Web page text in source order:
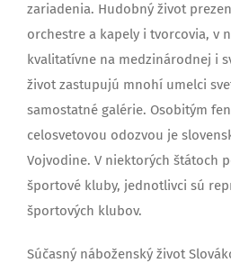
zariadenia. Hudobný život
orchestre a kapely i tvorcovia, v
kvalitatívne na medzinárodnej i
život zastupujú mnohí umelci
samostatné galérie. Osobitým
celosvetovou odozvou je
Vojvodine. V niektorých štátoch
športové kluby, jednotlivci sú
športových klubov.
Súčasný náboženský život